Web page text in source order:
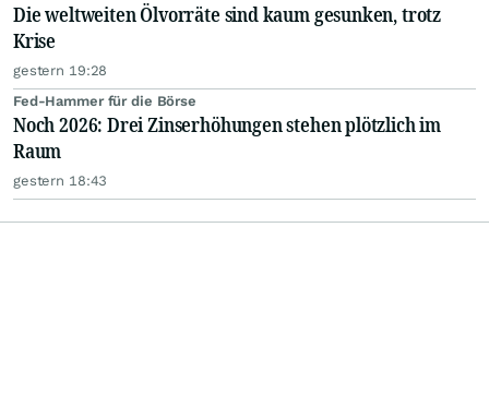
Die weltweiten Ölvorräte sind kaum gesunken, trotz
Krise
gestern 19:28
Fed-Hammer für die Börse
Noch 2026: Drei Zinserhöhungen stehen plötzlich im
Raum
gestern 18:43